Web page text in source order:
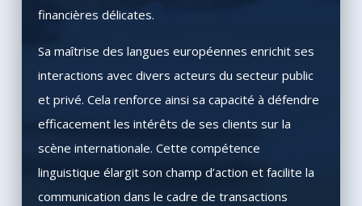
financières délicates.
Sa maîtrise des langues européennes enrichit ses
interactions avec divers acteurs du secteur public
et privé. Cela renforce ainsi sa capacité à défendre
efficacement les intérêts de ses clients sur la
scène internationale. Cette compétence
linguistique élargit son champ d’action et facilite la
communication dans le cadre de transactions